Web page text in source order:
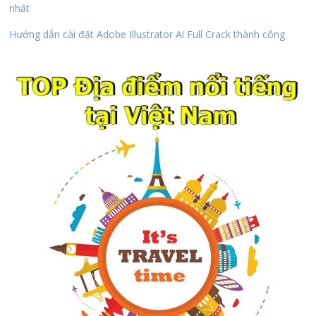
nhất
Hướng dẫn cài đặt Adobe Illustrator Ai Full Crack thành công